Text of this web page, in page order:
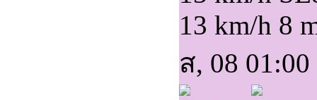
13 km/h 8
ส, 08 01:00